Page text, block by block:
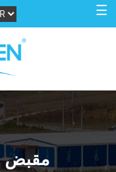
☰
مقبض